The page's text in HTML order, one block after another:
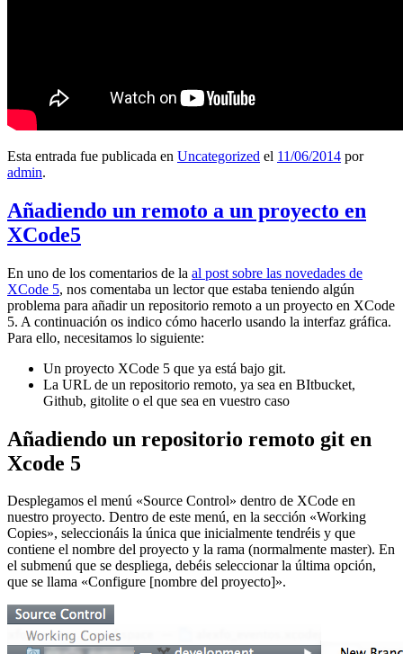
Esta entrada fue publicada en Uncategorized el 11/06/2014 por
admin.
Añadiendo un remoto a un proyecto en
XCode5
En uno de los comentarios de la al post sobre las novedades de
XCode 5, nos comentaba un lector que estaba teniendo algún
problema para añadir un repositorio remoto a un proyecto en XCode
5. A continuación os indico cómo hacerlo usando la interfaz gráfica.
Para ello, necesitamos lo siguiente:
Un proyecto XCode 5 que ya está bajo git.
La URL de un repositorio remoto, ya sea en BItbucket,
Github, gitolite o el que sea en vuestro caso
Añadiendo un repositorio remoto git en
Xcode 5
Desplegamos el menú «Source Control» dentro de XCode en
nuestro proyecto. Dentro de este menú, en la sección «Working
Copies», seleccionáis la única que inicialmente tendréis y que
contiene el nombre del proyecto y la rama (normalmente master). En
el submenú que se despliega, debéis seleccionar la última opción,
que se llama «Configure [nombre del proyecto]».